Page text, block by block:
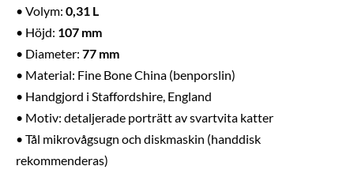
• Volym: 0,31 L
• Höjd: 107 mm
• Diameter: 77 mm
• Material: Fine Bone China (benporslin)
• Handgjord i Staffordshire, England
• Motiv: detaljerade porträtt av svartvita katter
• Tål mikrovågsugn och diskmaskin (handdisk
rekommenderas)